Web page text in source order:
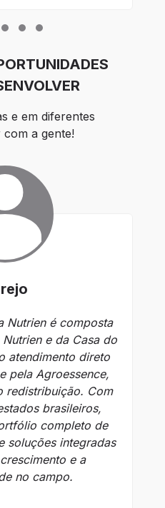
e em diferentes
a gente!
Nutrien é composta
e da Casa do
atendimento direto
pela Agroessence,
redistribuição. Com
brasileiros,
completo de
soluções integradas
e a
no campo.